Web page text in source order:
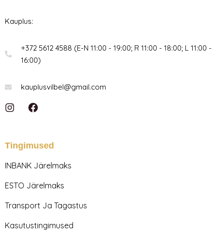
Kauplus:
+372 5612 4588 (E-N 11:00 - 19:00; R 11:00 - 18:00; L 11:00 -
16:00)
kauplusvilbel@gmail.com
I
a
r
m
F
b
o
Tingimused
INBANK Järelmaks
ESTO Järelmaks
Transport Ja Tagastus
Kasutustingimused